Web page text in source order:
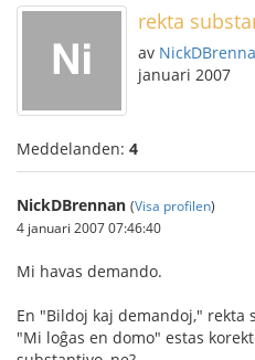
rekta
av
januari 2007
Meddelanden: 4
NickDBrennan (Visa profilen)
4 januari 2007 07:46:40
Mi havas demando.
En "Bildoj kaj demandoj," rekta
"Mi loĝas en domo" estas